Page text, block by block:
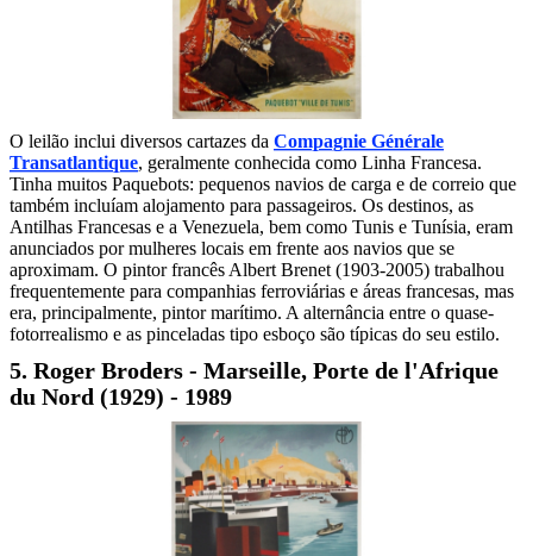
O leilão inclui diversos cartazes da Compagnie Générale
Transatlantique, geralmente conhecida como Linha Francesa.
Tinha muitos Paquebots: pequenos navios de carga e de correio que
também incluíam alojamento para passageiros. Os destinos, as
Antilhas Francesas e a Venezuela, bem como Tunis e Tunísia, eram
anunciados por mulheres locais em frente aos navios que se
aproximam. O pintor francês Albert Brenet (1903-2005) trabalhou
frequentemente para companhias ferroviárias e áreas francesas, mas
era, principalmente, pintor marítimo. A alternância entre o quase-
fotorrealismo e as pinceladas tipo esboço são típicas do seu estilo.
5. Roger Broders - Marseille, Porte de l'Afrique
du Nord (1929) - 1989